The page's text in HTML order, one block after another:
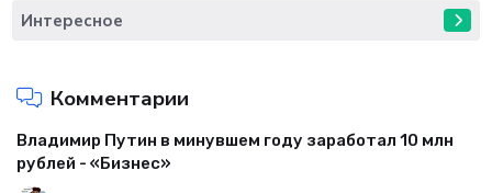
Интересное
Комментарии
Владимир Путин в минувшем году заработал 10 млн
рублей - «Бизнес»